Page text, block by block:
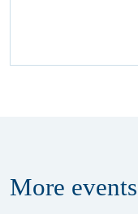
More events